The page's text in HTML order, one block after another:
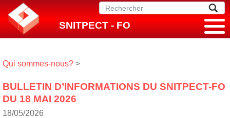
SNITPECT - FO
Qui sommes-nous? >
BULLETIN D’INFORMATIONS DU SNITPECT-FO
DU 18 MAI 2026
18/05/2026